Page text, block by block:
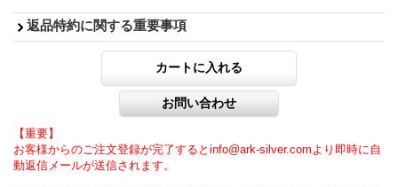
返品特約に関する重要事項
【重要】
お客様からのご注文登録が完了するとinfo@ark-silver.comより即時に自
動返信メールが送信されます。